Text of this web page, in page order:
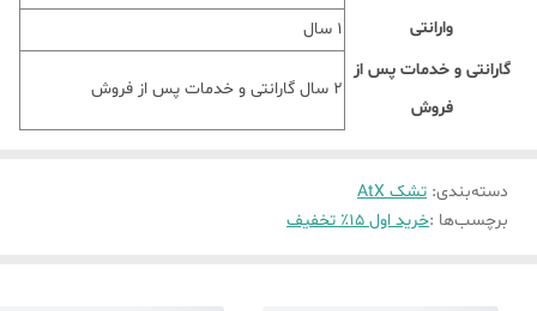
وارانتی
1 سال
گارانتی و خدمات پس از
فروش
2 سال گارانتی و خدمات پس از فروش
دسته‌بندی: تشک AtX
برچسب‌ها :خرید اول 15٪ تخفیف